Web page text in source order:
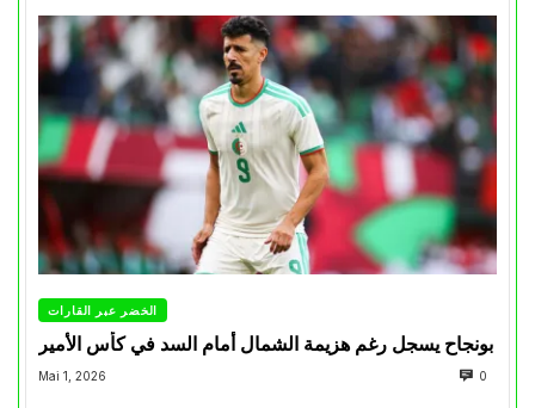
الخضر عبر القارات
بونجاح يسجل رغم هزيمة الشمال أمام السد في كأس الأمير
Mai 1, 2026 0